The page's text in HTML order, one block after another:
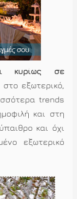
κυρίως σε
εξωτερικό,
trends
και στη
και όχι
εξωτερικό